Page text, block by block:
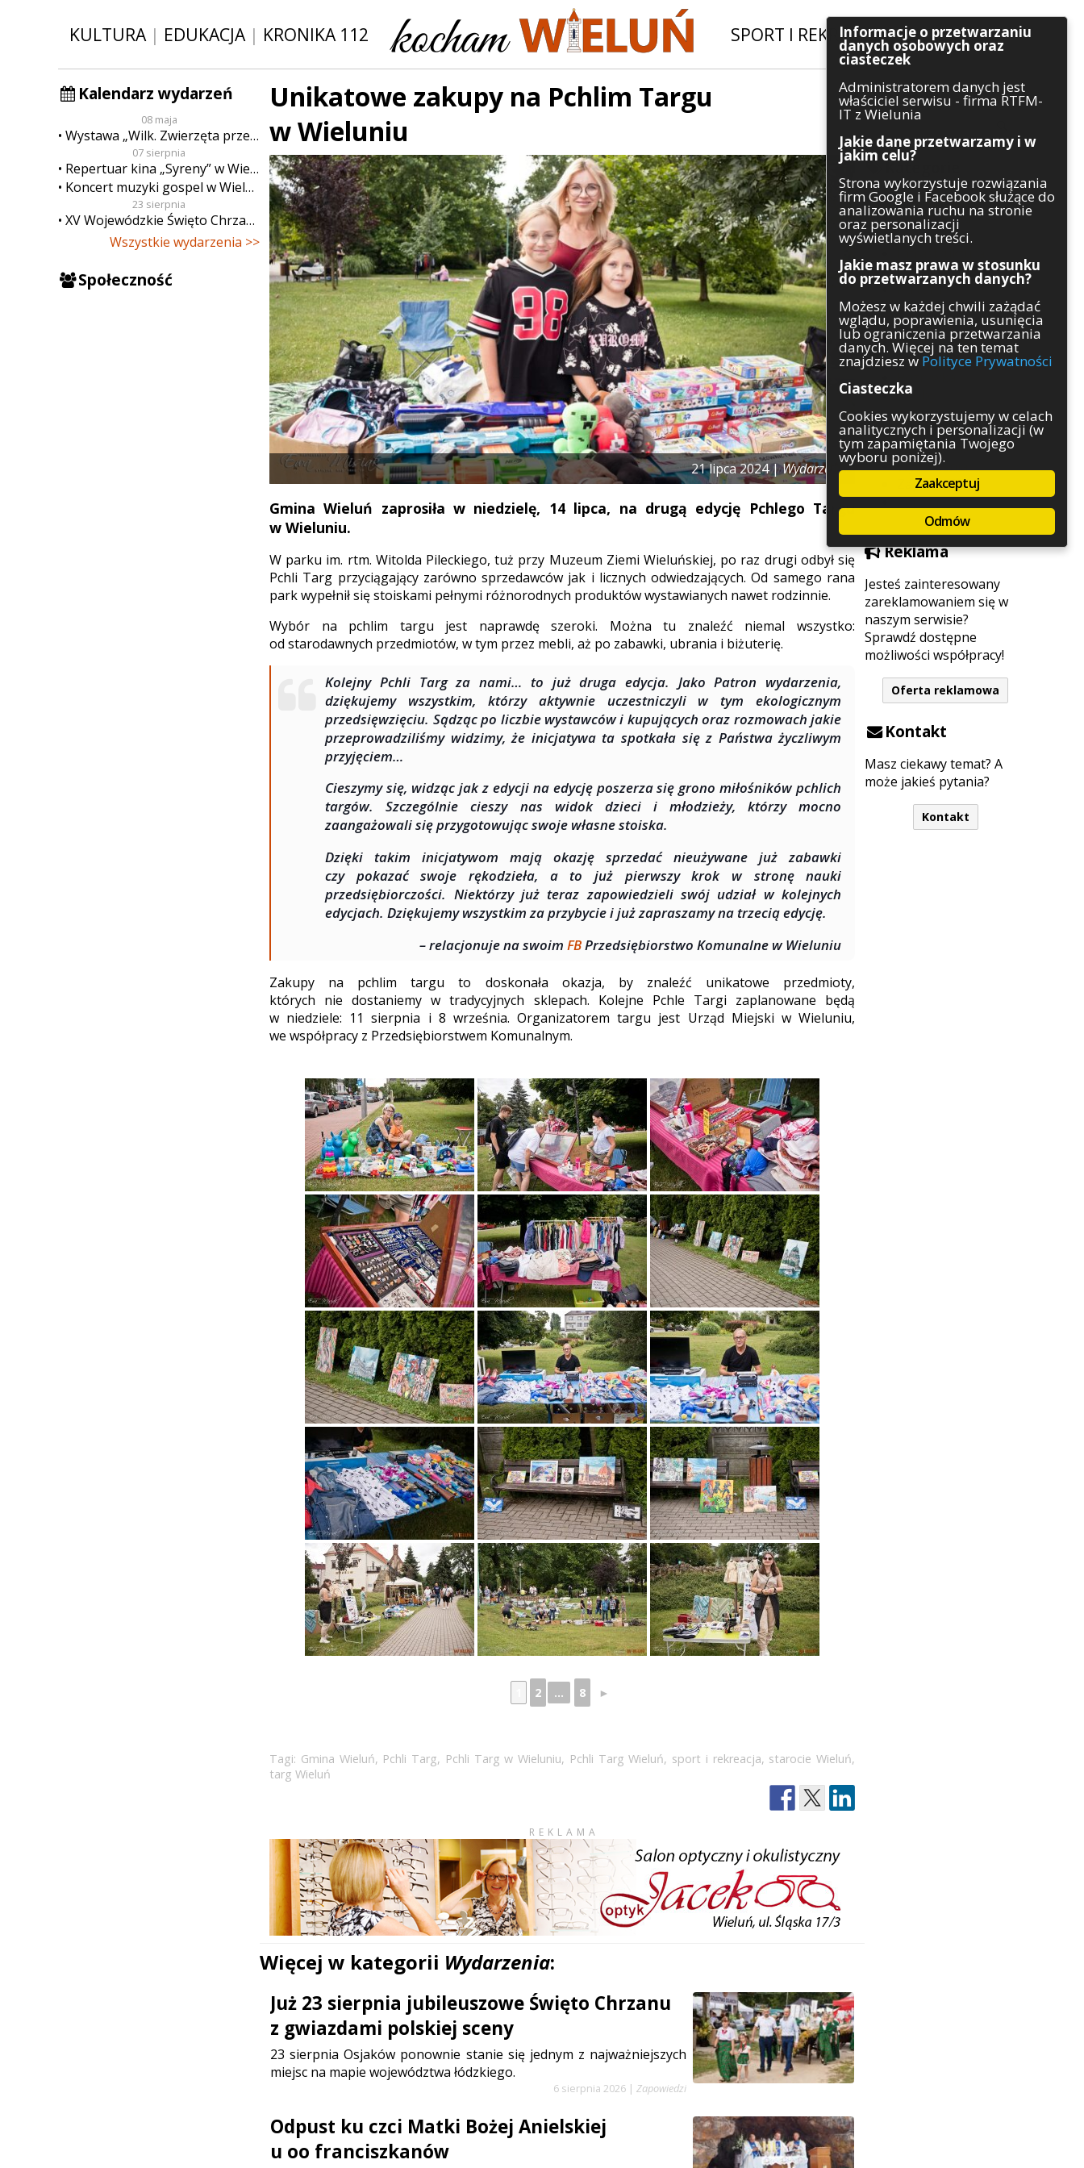
KULTURA| EDUKACJA| KRONIKA 112 SPORT I REKREACJA|INWESTYCJE
Kalendarz wydarzeń
08 maja
Wystawa „Wilk. Zwierzęta przeklęte”
07 sierpnia
Repertuar kina „Syreny” w Wieluniu w dn. od 7 do 13 sierpnia
Koncert muzyki gospel w Wieluniu
23 sierpnia
XV Wojewódzkie Święto Chrzanu
Wszystkie wydarzenia >>
Społeczność
Szukaj
Kategorie
Architektura
Gospodarka
Handel
Komunikaty
Kultura
Polityka
Pozostałe
Psychologia
Rolnictwo
Służby
Sport
Środowisko
Szkolnictwo
Wydarzenia
Zapowiedzi
Zdrowie
Reklama
Jesteś zainteresowany
zareklamowaniem się w
naszym serwisie?
Sprawdź dostępne
możliwości współpracy!
Oferta reklamowa
Kontakt
Masz ciekawy temat? A
może jakieś pytania?
Kontakt
Unikatowe zakupy na Pchlim Targu
w Wieluniu
21 lipca 2024 |Wydarzenia
Gmina Wieluń zaprosiła w niedzielę, 14 lipca, na drugą edycję Pchlego Targu
w Wieluniu.
W parku im. rtm. Witolda Pileckiego, tuż przy Muzeum Ziemi Wieluńskiej, po raz drugi odbył się
Pchli Targ przyciągający zarówno sprzedawców jak i licznych odwiedzających. Od samego rana
park wypełnił się stoiskami pełnymi różnorodnych produktów wystawianych nawet rodzinnie.
Wybór na pchlim targu jest naprawdę szeroki. Można tu znaleźć niemal wszystko:
od starodawnych przedmiotów, w tym przez mebli, aż po zabawki, ubrania i biżuterię.
Kolejny Pchli Targ za nami… to już druga edycja. Jako Patron wydarzenia,
dziękujemy wszystkim, którzy aktywnie uczestniczyli w tym ekologicznym
przedsięwzięciu. Sądząc po liczbie wystawców i kupujących oraz rozmowach jakie
przeprowadziliśmy widzimy, że inicjatywa ta spotkała się z Państwa życzliwym
przyjęciem…
Cieszymy się, widząc jak z edycji na edycję poszerza się grono miłośników pchlich
targów. Szczególnie cieszy nas widok dzieci i młodzieży, którzy mocno
zaangażowali się przygotowując swoje własne stoiska.
Dzięki takim inicjatywom mają okazję sprzedać nieużywane już zabawki
czy pokazać swoje rękodzieła, a to już pierwszy krok w stronę nauki
przedsiębiorczości. Niektórzy już teraz zapowiedzieli swój udział w kolejnych
edycjach. Dziękujemy wszystkim za przybycie i już zapraszamy na trzecią edycję.
– relacjonuje na swoimFBPrzedsiębiorstwo Komunalne w Wieluniu
Zakupy na pchlim targu to doskonała okazja, by znaleźć unikatowe przedmioty,
których nie dostaniemy w tradycyjnych sklepach. Kolejne Pchle Targi zaplanowane będą
w niedziele: 11 sierpnia i 8 września. Organizatorem targu jest Urząd Miejski w Wieluniu,
we współpracy z Przedsiębiorstwem Komunalnym.
2 ... 8 ►
Tagi: Gmina Wieluń, Pchli Targ, Pchli Targ w Wieluniu, Pchli Targ Wieluń, sport i rekreacja, starocie Wieluń,
targ Wieluń
REKLAMA
Więcej w kategorii Wydarzenia:
Już 23 sierpnia jubileuszowe Święto Chrzanu
z gwiazdami polskiej sceny
23 sierpnia Osjaków ponownie stanie się jednym z najważniejszych
miejsc na mapie województwa łódzkiego.
6 sierpnia 2026 | Zapowiedzi
Odpust ku czci Matki Bożej Anielskiej
u oo franciszkanów
Informacje o przetwarzaniu
danych osobowych oraz
ciasteczek
Administratorem danych jest
właściciel serwisu - firma RTFM-
IT z Wielunia
Jakie dane przetwarzamy i w
jakim celu?
Strona wykorzystuje rozwiązania
firm Google i Facebook służące do
analizowania ruchu na stronie
oraz personalizacji
wyświetlanych treści.
Jakie masz prawa w stosunku
do przetwarzanych danych?
Możesz w każdej chwili zażądać
wglądu, poprawienia, usunięcia
lub ograniczenia przetwarzania
danych. Więcej na ten temat
znajdziesz w Polityce Prywatności
Ciasteczka
Cookies wykorzystujemy w celach
analitycznych i personalizacji (w
tym zapamiętania Twojego
wyboru poniżej).
Zaakceptuj
Odmów